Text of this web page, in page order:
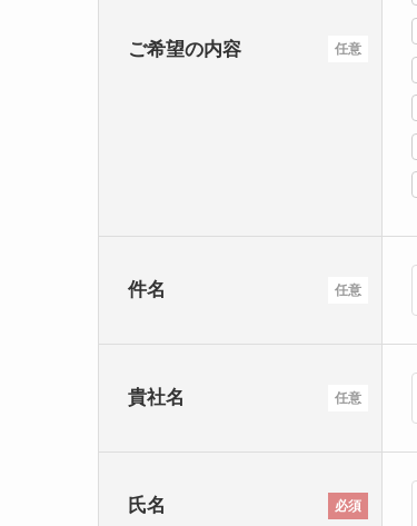
任意
ご希望の内容
任意
件名
任意
貴社名
必須
氏名